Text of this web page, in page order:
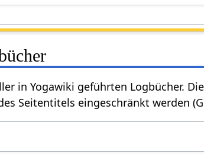
in Yogawiki geführten Logbücher.
Seitentitels eingeschränkt werden